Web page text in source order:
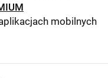
mobilnych